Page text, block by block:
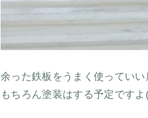
余った鉄板をうまく使っていい
もちろん塗装はする予定ですよ